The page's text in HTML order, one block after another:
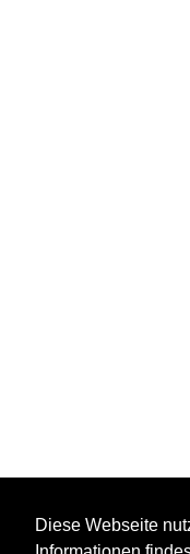
Diese Webseite